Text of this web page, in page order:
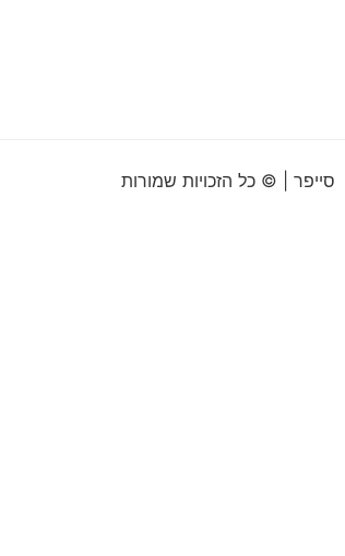
סייפר | © כל הזכויות שמורות